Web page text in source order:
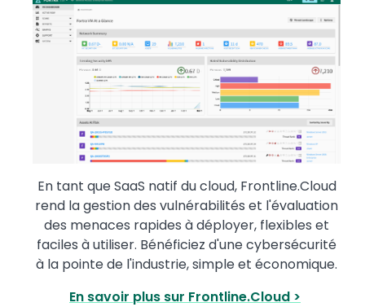
En tant que SaaS natif du cloud, Frontline.Cloud
rend la gestion des vulnérabilités et l'évaluation
des menaces rapides à déployer, flexibles et
faciles à utiliser. Bénéficiez d'une cybersécurité
à la pointe de l'industrie, simple et économique.
En savoir plus sur Frontline.Cloud >